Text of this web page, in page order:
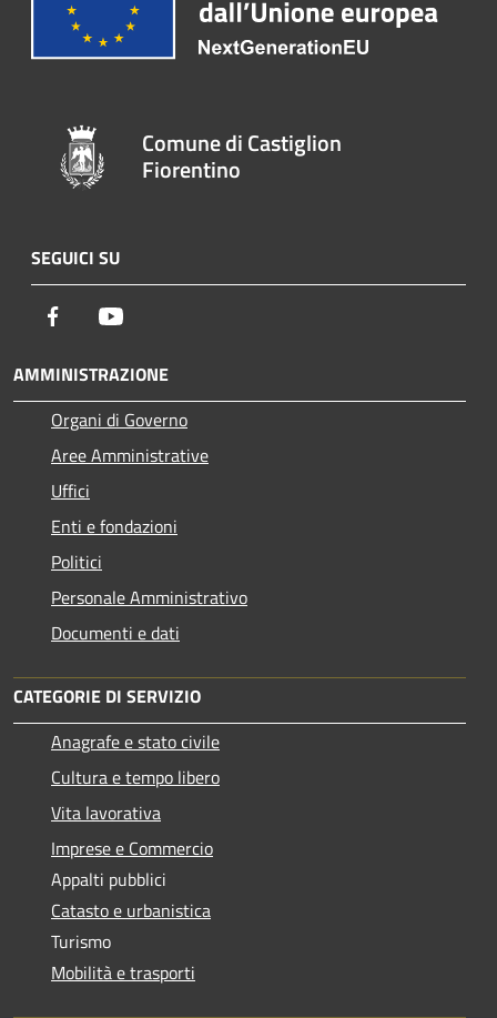
Comune di Castiglion
Fiorentino
SEGUICI SU
Facebook
AMMINISTRAZIONE
Organi di Governo
Aree Amministrative
Uffici
Enti e fondazioni
Politici
Personale Amministrativo
Documenti e dati
CATEGORIE DI SERVIZIO
Anagrafe e stato civile
Cultura e tempo libero
Vita lavorativa
Imprese e Commercio
Appalti pubblici
Catasto e urbanistica
Turismo
Mobilità e trasporti